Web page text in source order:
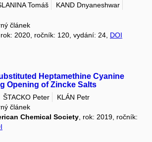
Tomáš
KAND Dnyaneshwar
článek
, rok: 2020, ročník: 120, vydání: 24, DOI
Heptamethine Cyanine
Opening of Zincke Salts
ŠTACKO Peter
KLÁN Petr
článek
Chemical Society , rok: 2019, ročník: